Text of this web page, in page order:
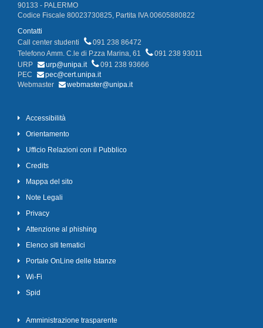
90133 - PALERMO
Codice Fiscale 80023730825, Partita IVA 00605880822
Contatti
Call center studenti
091 238 86472
Telefono Amm. C.le di P.zza Marina, 61
091 238 93011
URP
urp@unipa.it
091 238 93666
PEC
pec@cert.unipa.it
Webmaster
webmaster@unipa.it
Accessibilità
Orientamento
Ufficio Relazioni con il Pubblico
Credits
Mappa del sito
Note Legali
Privacy
Attenzione al phishing
Elenco siti tematici
Portale OnLine delle Istanze
Wi-Fi
Spid
Amministrazione trasparente